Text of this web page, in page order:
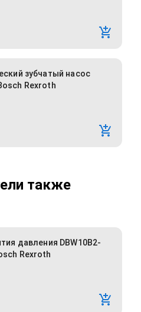
зубчатый насос
Rexroth
также
давления DBW10B2-
Rexroth